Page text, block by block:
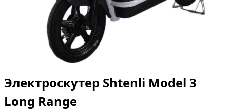
Электроскутер Shtenli Model 3
Long Range